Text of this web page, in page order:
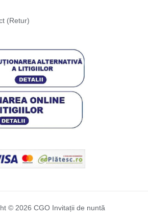
(Retur)
© 2026 CGO Invitații de nuntă